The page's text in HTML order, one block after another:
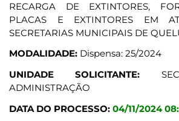
RECARGA DE EXTINTORES,
PLACAS E EXTINTORES EM
SECRETARIAS MUNICIPAIS DE
MODALIDADE: Dispensa: 25/2024
UNIDADE SOLICITANTE:
ADMINISTRAÇÃO
DATA DO PROCESSO: 04/11/2024